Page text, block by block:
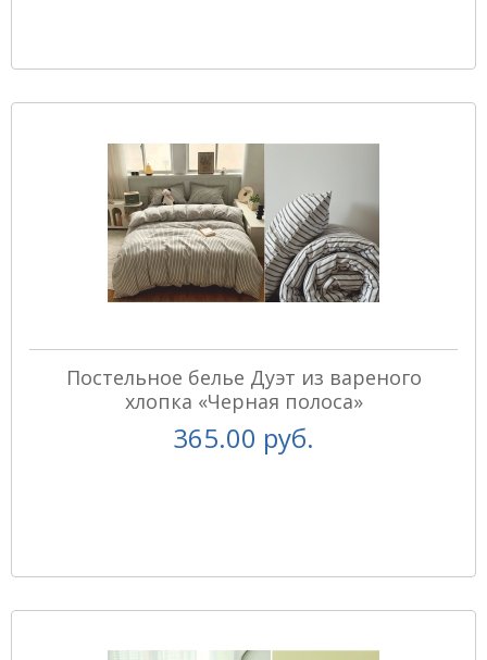
Постельное белье Дуэт из вареного
хлопка «Черная полоса»
365.00 руб.